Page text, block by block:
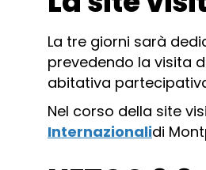
La tre giorni sarà
prevedendo la visita
abitativa
Nel corso della site
Internazionalidi